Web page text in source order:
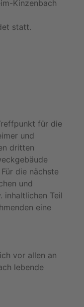
Kinzenbach
statt.
für die
und
dritten
die nächste
und
inhaltlichen Teil
eine
vor allen an
lebende